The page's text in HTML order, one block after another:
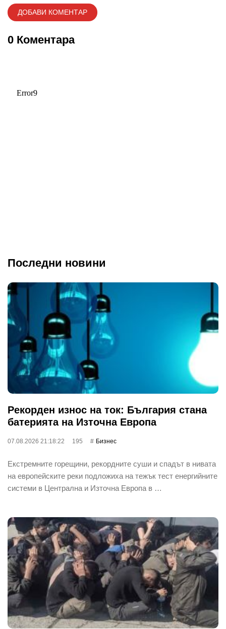
0 Коментара
Последни новини
Рекорден износ на ток: България стана
батерията на Източна Европа
07.08.2026 21:18:22 195 Бизнес
Екстремните горещини, рекордните суши и спадът в нивата
на европейските реки подложиха на тежък тест енергийните
системи в Централна и Източна Европа в …